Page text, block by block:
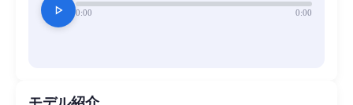
play_arrow 0:00 0:00